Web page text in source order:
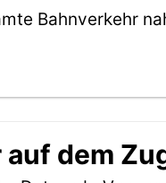
Bahnverkehr
dem